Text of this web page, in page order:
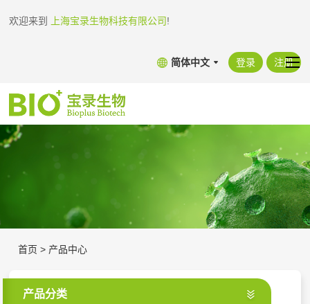
欢迎来到 上海宝录生物科技有限公司!
简体中文 登录 注册
首页 > 产品中心
产品分类